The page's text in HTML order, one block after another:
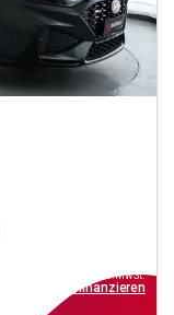
inkl.MwSt.
finanzieren